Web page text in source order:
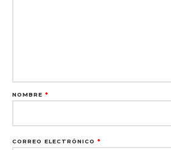
NOMBRE *
CORREO ELECTRÓNICO *